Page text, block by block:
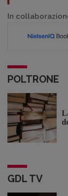
In
POLTRONE
GDL TV